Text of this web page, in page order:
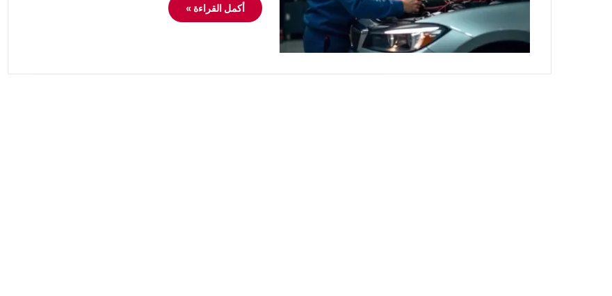
أكمل القراءة »